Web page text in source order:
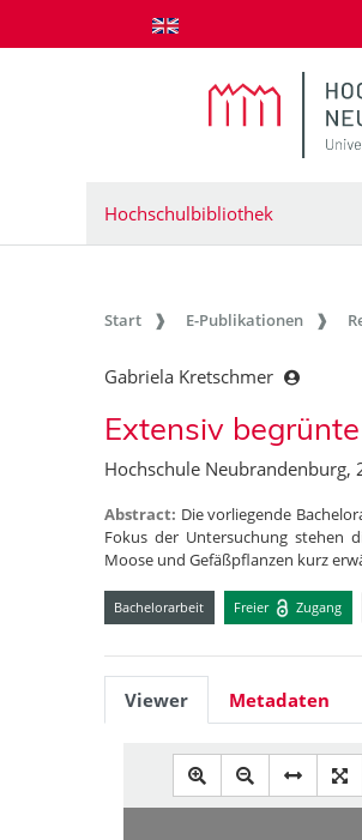
zum Inhalt springen
Hochschulbibliothek
Start E-Publikationen
Gabriela Kretschmer
Extensiv
Hochschule Neubrandenburg,
Abstract: Die vorliegende
Fokus der Untersuchung stehen
Moose und Gefäßpflanzen kurz
Bachelorarbeit Freier Zugang
Viewer Metadaten